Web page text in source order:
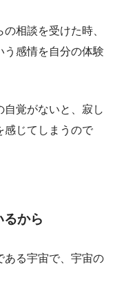
相談を受けた時、
う感情を自分の体験
自覚がないと、寂し
感じてしまうので
から
ある宇宙で、宇宙の